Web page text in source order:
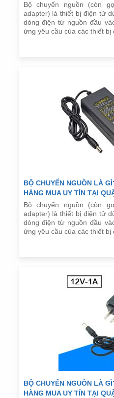
Bộ chuyển nguồn (còn
adapter) là thiết bị điện tử
dòng điện từ nguồn đầu
ứng yêu cầu của các thiết bị
BỘ CHUYỂN NGUỒN LÀ
HÀNG MUA UY TÍN TẠI
Bộ chuyển nguồn (còn
adapter) là thiết bị điện tử
dòng điện từ nguồn đầu
ứng yêu cầu của các thiết bị
BỘ CHUYỂN NGUỒN LÀ
HÀNG MUA UY TÍN TẠI